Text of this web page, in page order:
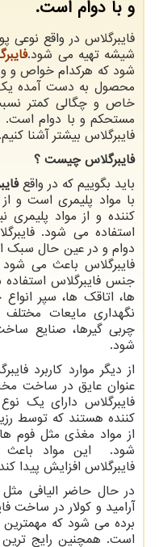
و با دوام است.
فایبرگلاس در واقع
شیشه تهیه می شود.
شود که هرکدام خواص و
محصول به دست آمده یک
خاص و چگالی کمتر
مستحکم و با دوام است.
فایبرگلاس بیشتر آشنا کنیم.
فایبرگلاس چیست ؟
باید بگوییم که در واقع
با مواد پلیمری است و
کننده و از مواد پلیمری
استفاده می شود.
دوام و در عین حال سبک
فایبرگلاس باعث می شود
جنس فایبرگلاس
ها، اتاقک ها، سپر
نگهداری مایعات
چربی گیرها، صنایع
شود.
از دیگر موارد کاربرد
عنوان عایق در ساخت
فایبرگلاس دارای یک
کننده هستند که توسط
از مواد مغذی مثل فوم
شود. این مواد
فایبرگلاس افزایش پیدا
در حال حاضر الیافی مثل
آرامید و کولار در ساخت
برده می شود که مهمترین
است. همچنین رایج